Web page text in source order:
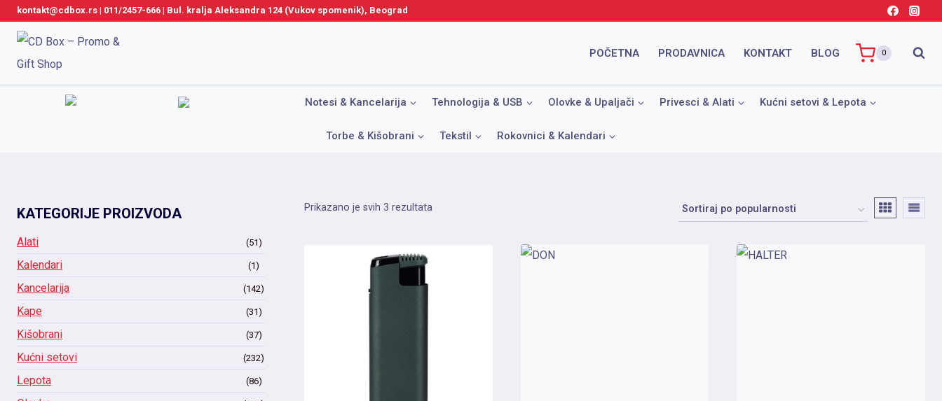
Skipkontakt@cdbox.rs | 011/2457-666 | Bul. kralja Aleksandra 124 (Vukov spomenik), Beograd
POČETNA PRODAVNICA KONTAKT BLOG 0
Notesi & Kancelarija Tehnologija & USB Olovke & Upaljači Privesci & Alati Kućni setovi & Lepota
Torbe & Kišobrani Tekstil Rokovnici & Kalendari
Prikazano je svih 3 rezultata
KATEGORIJE PROIZVODA
Alati (51)
Kalendari (1)
Kancelarija (142)
Kape (31)
Kišobrani (37)
Kućni setovi (232)
Lepota (86)